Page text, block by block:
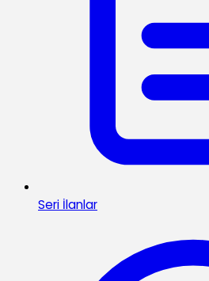
Seri İlanlar